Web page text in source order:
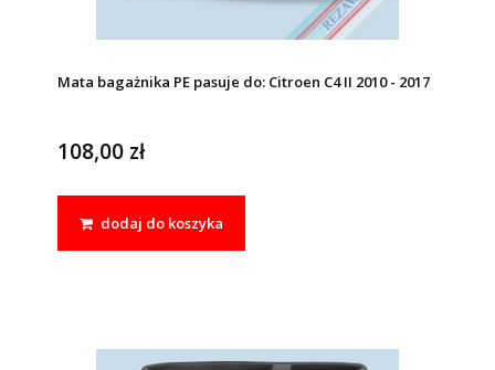
Mata bagażnika PE pasuje do: Citroen C4 II 2010 - 2017
108,00 zł
dodaj do koszyka